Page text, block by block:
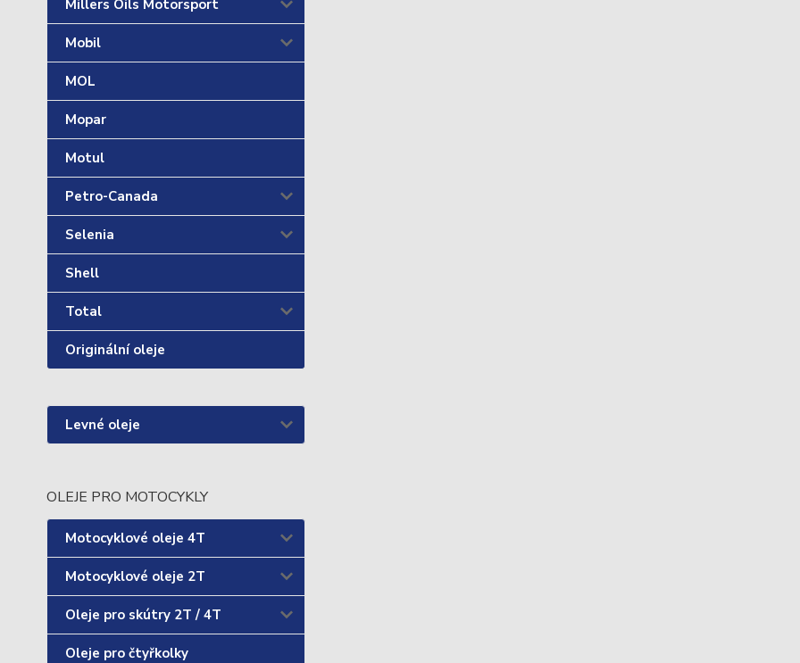
Millers Oils Motorsport
Mobil
MOL
Mopar
Motul
Petro-Canada
Selenia
Shell
Total
Originální oleje
Levné oleje
OLEJE PRO MOTOCYKLY
Motocyklové oleje 4T
Motocyklové oleje 2T
Oleje pro skútry 2T / 4T
Oleje pro čtyřkolky